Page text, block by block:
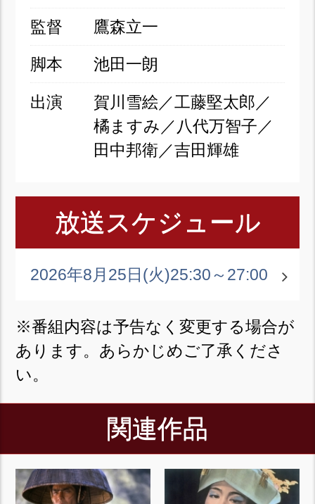
監督 鷹森立一
脚本 池田一朗
出演
賀川雪絵／工藤堅太郎／
橘ますみ／八代万智子／
田中邦衛／吉田輝雄
放送スケジュール
2026年8月25日(火)25:30～27:00
※番組内容は予告なく変更する場合が
あります。あらかじめご了承くださ
い。
関連作品